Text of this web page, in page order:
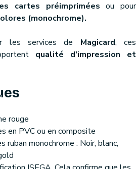
cartes préimprimées ou pour
(monochrome).
les services de Magicard, ces
qualité d'impression et
rouge
en PVC ou en composite
ruban monochrome : Noir, blanc,